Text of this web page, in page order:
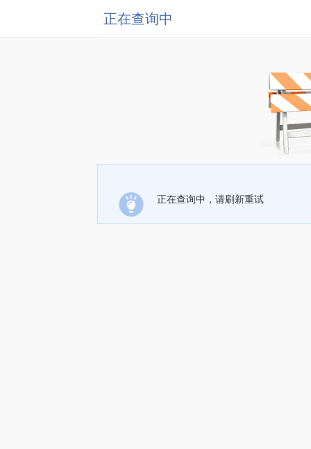
正在查询中
正在查询中，请刷新重试